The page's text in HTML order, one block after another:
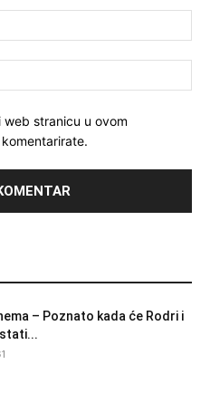
web stranicu u ovom
– Poznato kada će Rodri i